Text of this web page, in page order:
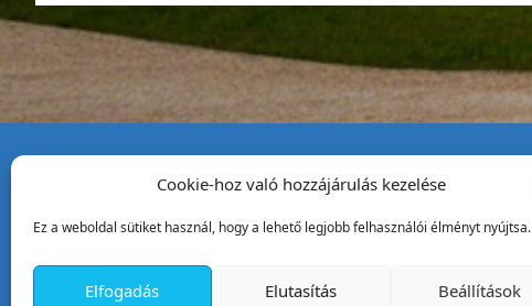
Cookie-hoz való hozzájárulás kezelése
Ez a weboldal sütiket használ, hogy a lehető legjobb felhasználói élményt nyújtsa.
Elfogadás Elutasítás Beállítások
Tata Város Önkormányzata
2890 Tata, Kossuth tér 1.